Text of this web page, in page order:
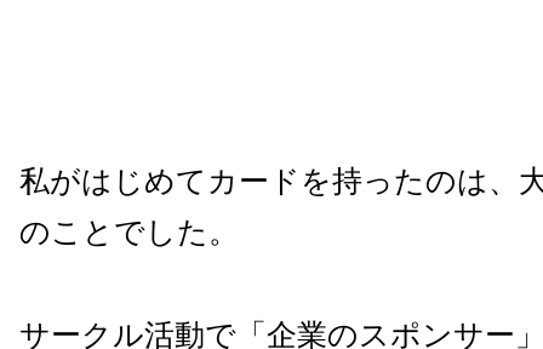
私がはじめてカードを持ったのは、
のことでした。
サークル活動で「企業のスポンサー